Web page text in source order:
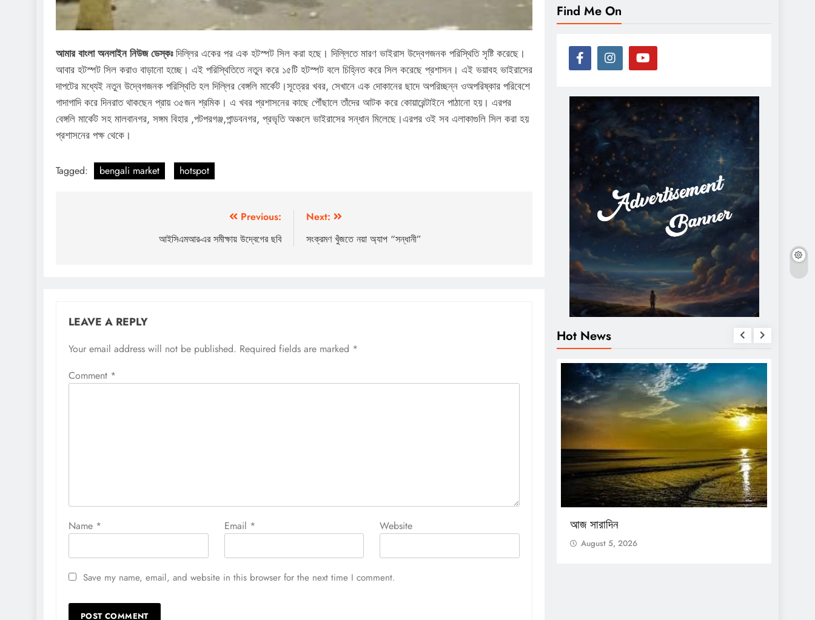
আমার বাংলা অনলাইন নিউজ ডেস্কঃদিল্লির একের পর এক হটস্পট সিল করা হছে। দিল্লিতে মারণ ভাইরাস উদ্বেগজনক পরিস্থিতি সৃষ্টি করেছে।
আবার হটস্পট সিল করাও বাড়ানো হচ্ছে। এই পরিস্থিতিতে নতুন করে ১৫টি হটস্পট বলে চিহ্নিত করে সিল করেছে প্রশাসন। এই ভয়াবহ ভাইরাসের
দাপটের মধ্যেই নতুন উদ্বেগজনক পরিস্থিতি হল দিল্লির বেঙ্গলি মার্কেট।সূত্রের খবর, সেখানে এক দোকানের ছাদে অপরিচ্ছন্ন ওঅপরিষ্কার পরিবেশে
গাদাগাদি করে দিনরাত থাকছেন প্রায় ৩৫জন শ্রমিক। এ খবর প্রশাসনের কাছে পৌঁছালে তাঁদের আটক করে কোয়ারেন্টাইনে পাঠানো হয়। এরপর
বেঙ্গলি মার্কেট সহ মালবানগর, সঙ্গম বিহার ,পটপরগঞ্জ,পান্ডবনগর, প্রভৃতি অঞ্চলে ভাইরাসের সন্ধান মিলেছে।এরপর ওই সব এলাকাগুলি সিল করা হয়
প্রশাসনের পক্ষ থেকে।
Tagged: bengali market hotspot
Previous:
আইসিএমআর-এর সমীক্ষায় উদ্বেগের ছবি
Next:
সংক্রমণ খুঁজতে নয়া অ্যাপ “সন্ধানী”
LEAVE A REPLY
Your email address will not be published. Required fields are marked *
Comment *
Name * Email * Website
Save my name, email, and website in this browser for the next time I comment.
Find Me On
Hot News
আজ সারাদিন আজ সারাদিন
August 5, 2026